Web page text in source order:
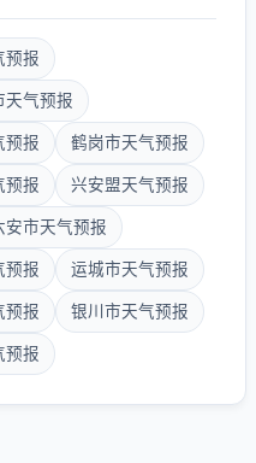
预报
天气预报
预报 鹤岗市天气预报
预报 兴安盟天气预报
安市天气预报
预报 运城市天气预报
预报 银川市天气预报
预报